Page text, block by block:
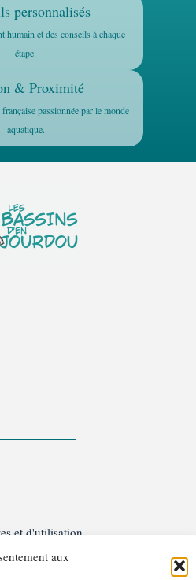
aux
personnalisés
humain et des conseils à chaque
étape.
& Proximité
passionnée par le monde
aquatique.
et d'utilisation